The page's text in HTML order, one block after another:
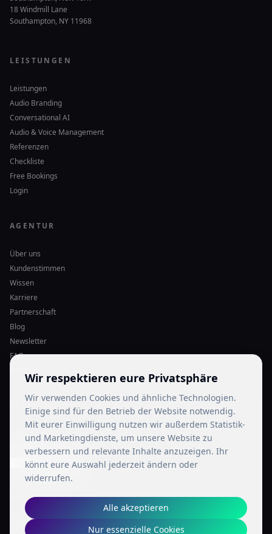
18 Windmill Lane
Southampton, NY 11968
LEISTUNGEN
Leistungen
Audio Branding
Conversational AI
Audio & Voice Management
Referenzen
Checkliste
Free Bookings
Login
AGENTUR
Über uns
Kundenstimmen
Wissen
Karriere
Partnerschaft
Blog
Newsletter
FAQ
LEGAL
Impressum
Datenschutz
Cookie-Einstellungen
SOCIAL MEDIA
Wir respektieren eure Privatsphäre
Wir verwenden Cookies und ähnliche Technologien.
Einige sind für den Betrieb der Website notwendig.
Mit eurer Einwilligung nutzen wir außerdem Statistik-
und Marketingdienste, um unsere Website zu
verbessern und relevante Inhalte anzuzeigen. Ihr
könnt eure Auswahl jederzeit ändern oder
widerrufen.
Alle akzeptieren
Nur essenzielle Cookies